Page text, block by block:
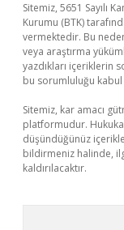
Sitemiz, 5651 Sayılı
Kurumu (BTK)
vermektedir. Bu
veya araştırma
yazdıkları içeriklerin
bu sorumluluğu kabul
Sitemiz, kar amacı
platformudur.
düşündüğünüz
bildirmeniz halinde,
kaldırılacaktır.